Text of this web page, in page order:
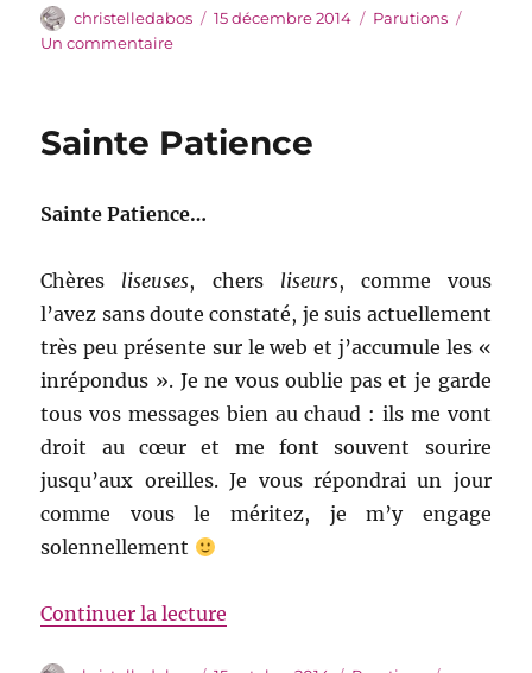
Auteur
christelledabos
Publié
15 décembre 2014 Catégories
Parutions
Un commentairesur
Sainte Patience
Sainte Patience…
Chères liseuses, chers liseurs, comme vous
l’avez sans doute constaté, je suis actuellement
très peu présente sur le web et j’accumule les «
inrépondus ». Je ne vous oublie pas et je garde
tous vos messages bien au chaud : ils me vont
droit au cœur et me font souvent sourire
jusqu’aux oreilles. Je vous répondrai un jour
comme vous le méritez, je m’y engage
solennellement
Continuer la lecture